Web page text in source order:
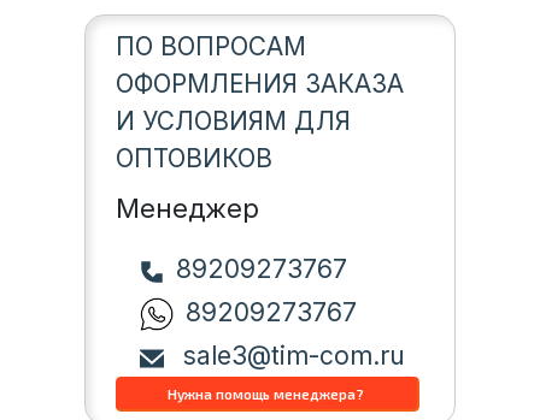
ПО ВОПРОСАМ
ОФОРМЛЕНИЯ ЗАКАЗА
И УСЛОВИЯМ ДЛЯ
ОПТОВИКОВ
Менеджер
89209273767
89209273767
sale3@tim-com.ru